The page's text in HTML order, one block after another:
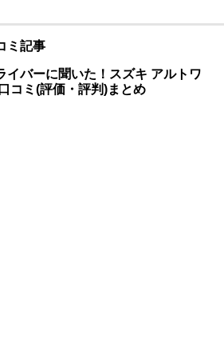
ミ記事
イバーに聞いた！スズキ アルトワ
コミ(評価・評判)まとめ